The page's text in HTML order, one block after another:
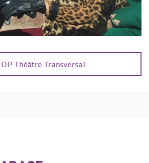
DP Théâtre Transversal